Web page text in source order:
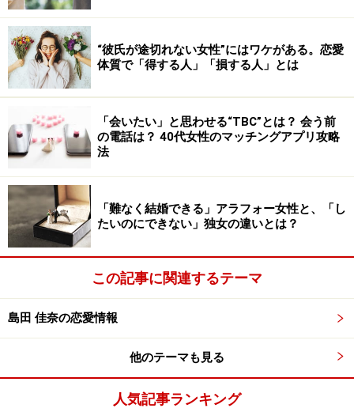
以上厳しい指摘はできないはず。
彼との結婚を考えているなら、マザコンを逆手に取って
「私もお義母さんみたいになれるよう、お会いして勉強
したい」と対面の機会へと誘導するのも手。実際にお会
いして本当に素敵な人ならば、彼のマザコンぶりが気に
ならなくなるかもしれません。
2：息子溺愛の「恋人親子」は、巻き込まれ
てしまえばいい
を溺愛しているケースです。親子がまるで恋人のように
仲良しである場合、パートナーであるあなたは「息子を
歪んだ親子関係を知ってもなお「彼と一緒にいたい」と
望むならば、あえてその仲に割り込むしかありません。
“彼氏が途切れない女性”にはワケがある。恋愛
体質で「得する人」「損する人」とは
「会いたい」と思わせる“TBC”とは？ 会う前
の電話は？ 40代女性のマッチングアプリ攻略
法
「難なく結婚できる」アラフォー女性と、「し
たいのにできない」独女の違いとは？
この記事に関連するテーマ
島田 佳奈の恋愛情報
他のテーマも見る
人気記事ランキング